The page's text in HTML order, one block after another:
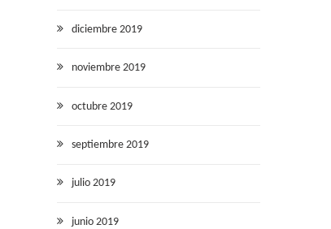
diciembre 2019
noviembre 2019
octubre 2019
septiembre 2019
julio 2019
junio 2019